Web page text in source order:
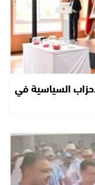
السياسية في